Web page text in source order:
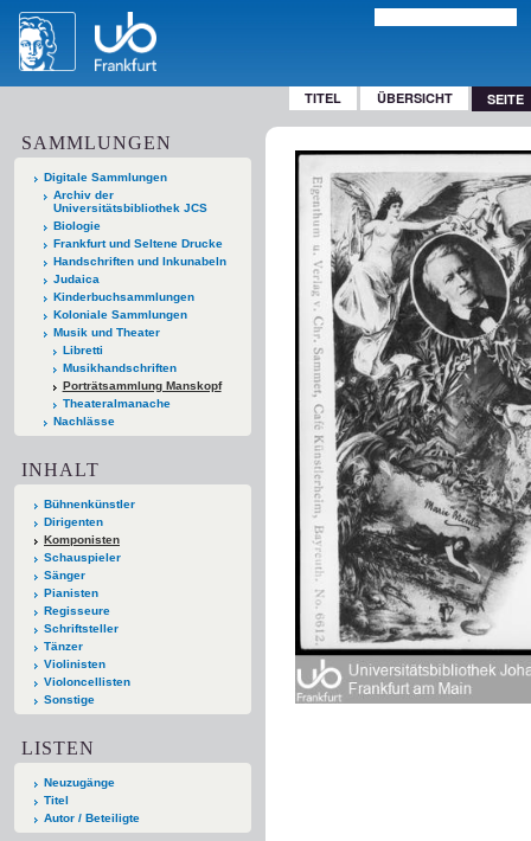
TITEL ÜBERSICHT SEITE
SAMMLUNGEN
Digitale Sammlungen
Archiv der
Universitätsbibliothek JCS
Biologie
Frankfurt und Seltene Drucke
Handschriften und Inkunabeln
Judaica
Kinderbuchsammlungen
Koloniale Sammlungen
Musik und Theater
Libretti
Musikhandschriften
Porträtsammlung Manskopf
Theateralmanache
Nachlässe
INHALT
Bühnenkünstler
Dirigenten
Komponisten
Schauspieler
Sänger
Pianisten
Regisseure
Schriftsteller
Tänzer
Violinisten
Violoncellisten
Sonstige
LISTEN
Neuzugänge
Titel
Autor / Beteiligte